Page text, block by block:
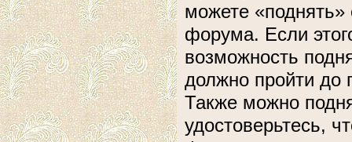
можете
форума. Если
возможность
должно пройти до
Также можно
удостоверьтесь,